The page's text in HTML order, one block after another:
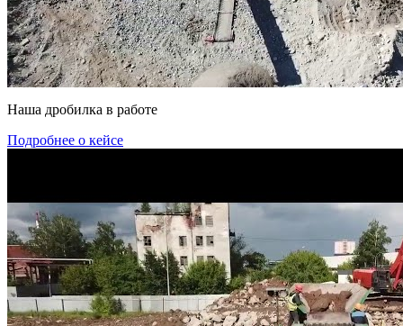
Наша дробилка в работе
Подробнее о кейсе